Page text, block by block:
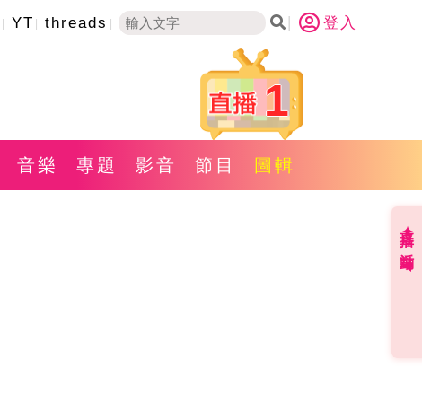
YT threads 登入
1
音樂 專題 影音 節目 圖輯
直播✦活動